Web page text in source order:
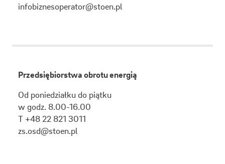
infobiznesoperator@stoen.pl
Przedsiębiorstwa obrotu energią
Od poniedziałku do piątku
w godz. 8.00-16.00
T +48 22 821 3011
zs.osd@stoen.pl